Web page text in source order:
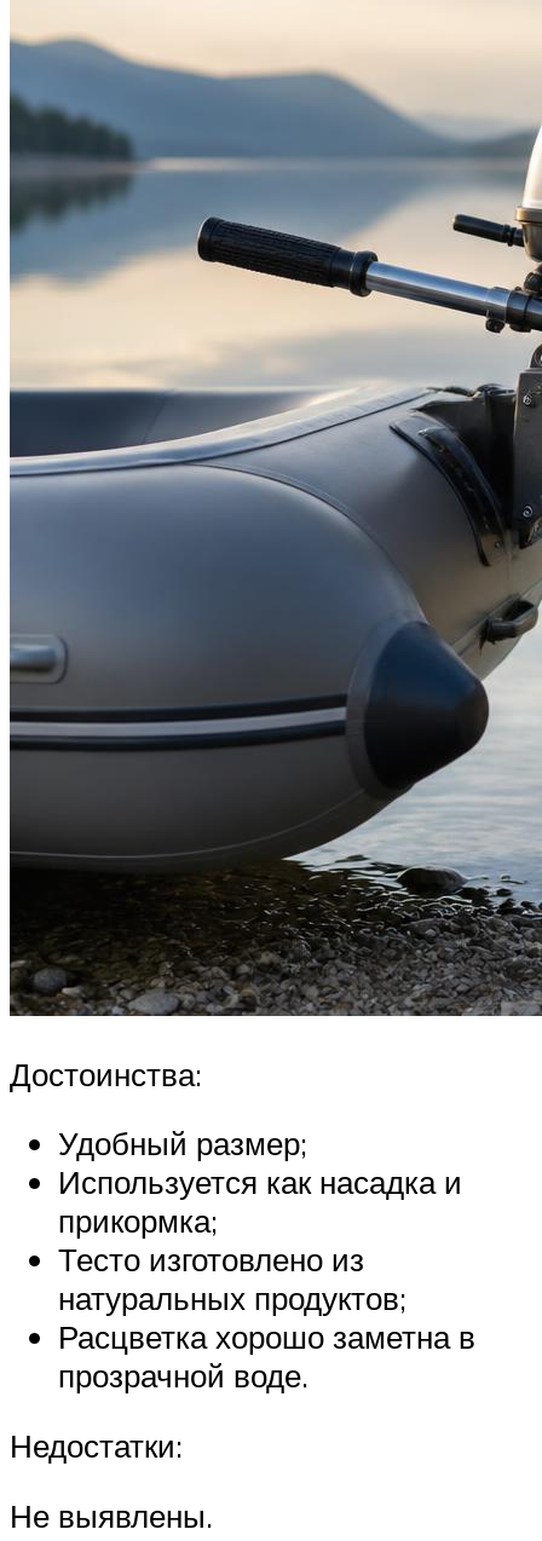
Достоинства:
Удобный размер;
Используется как насадка и
прикормка;
Тесто изготовлено из
натуральных продуктов;
Расцветка хорошо заметна в
прозрачной воде.
Недостатки:
Не выявлены.